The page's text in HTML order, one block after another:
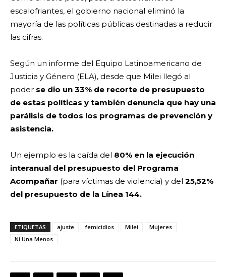
escalofriantes, el gobierno nacional eliminó la
mayoría de las políticas públicas destinadas a reducir
las cifras.
Según un informe del Equipo Latinoamericano de
Justicia y Género (ELA), desde que Milei llegó al
poder se dio un 33% de recorte de presupuesto
de estas políticas y también denuncia que hay una
parálisis de todos los programas de prevención y
asistencia.
Un ejemplo es la caída del 80% en la ejecución
interanual del presupuesto del Programa
Acompañar (para víctimas de violencia) y del 25,52%
del presupuesto de la Línea 144.
ETIQUETAS ajuste femicidios Milei
Mujeres
Ni Una Menos